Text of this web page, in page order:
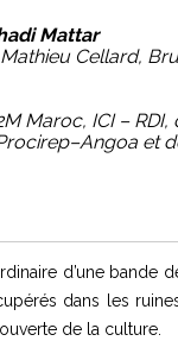
Mattar
Cellard,
Maroc, ICI –
et
d’une bande
dans les
de la culture.